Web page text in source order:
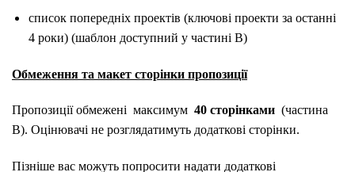
список попередніх проектів (ключові проекти за останні
4 роки) (шаблон доступний у частині B)
Обмеження та макет сторінки пропозиції
Пропозиції обмежені максимум 40 сторінками (частина
B). Оцінювачі не розглядатимуть додаткові сторінки.
Пізніше вас можуть попросити надати додаткові